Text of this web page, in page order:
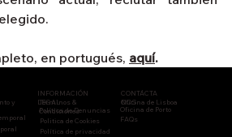
en portugués, aquí.
y
INFORMACIÓN
LEGAL
Política de Denuncias
Politica de Cookies
Términos &
Condiciones
Política de privacidad
CONTÁCTA
NOS
Oficina de Lisboa
Oficina de Porto
FAQs